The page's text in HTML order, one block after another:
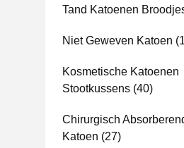
Tand Katoenen
Niet Geweven Katoen
Kosmetische Katoenen
Stootkussens (40)
Chirurgisch
Katoen (27)